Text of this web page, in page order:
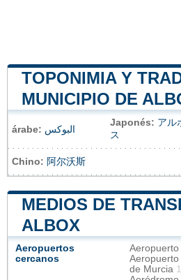
TOPONIMIA Y
MUNICIPIO DE
árabe: البوكس
Japonés: アル
ス
Chino: 阿尔沃斯
MEDIOS DE
ALBOX
Aeropuertos
cercanos
de Murcia